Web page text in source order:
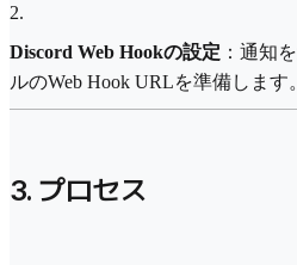
2.
Discord Web Hookの設定 ：通知
ルのWeb Hook URLを準備します。
3. プロセス